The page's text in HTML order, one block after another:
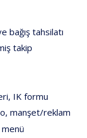
bağış tahsilatı
takip
IK formu
manşet/reklam
menü